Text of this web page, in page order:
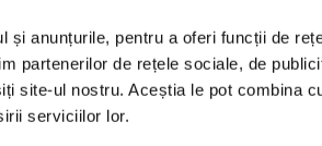
și anunțurile, pentru a oferi funcții de
partenerilor de rețele sociale, de
site-ul nostru. Aceștia le pot combina
serviciilor lor.
Bucharest, București